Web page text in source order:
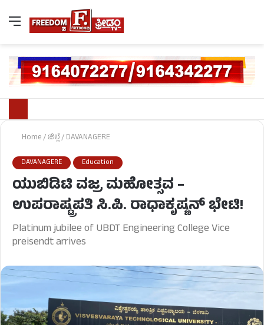
Home/ಜಿಲ್ಲೆ/DAVANAGERE
DAVANAGERE Education
ಯುಬಿಡಿಟಿ ವಜ್ರ ಮಹೋತ್ಸವ –
ಉಪರಾಷ್ಟ್ರಪತಿ ಸಿ.ಪಿ. ರಾಧಾಕೃಷ್ಣನ್ ಭೇಟಿ!
Platinum jubilee of UBDT Engineering College Vice
preisendt arrives